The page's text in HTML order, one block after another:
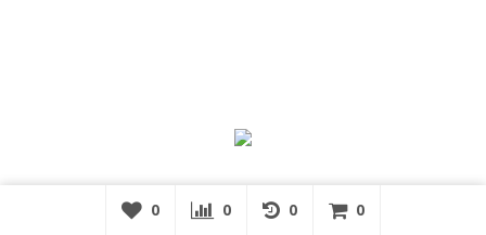
0 0 0 0